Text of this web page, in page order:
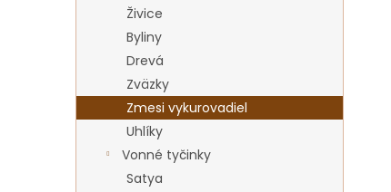
Živice
Byliny
Drevá
Zväzky
Zmesi vykurovadiel
Uhlíky
Vonné tyčinky
Satya